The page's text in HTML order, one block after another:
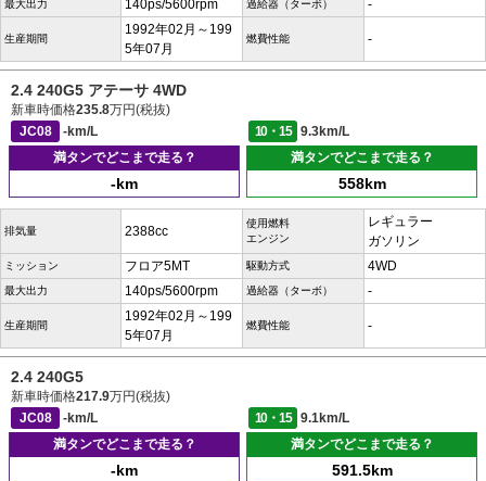
最大出力 140ps/5600rpm 過給器（ターボ） -
生産期間
1992年02月～199
5年07月
燃費性能 -
2.4 240G5 アテーサ 4WD
新車時価格235.8万円(税抜)
JC08
-km/L 10・15
9.3km/L
満タンでどこまで走る？
-km
満タンでどこまで走る？
558km
排気量 2388cc
使用燃料
エンジン
レギュラー
ガソリン
ミッション フロア5MT 駆動方式 4WD
最大出力 140ps/5600rpm 過給器（ターボ） -
生産期間
1992年02月～199
5年07月
燃費性能 -
2.4 240G5
新車時価格217.9万円(税抜)
JC08
-km/L 10・15
9.1km/L
満タンでどこまで走る？
-km
満タンでどこまで走る？
591.5km